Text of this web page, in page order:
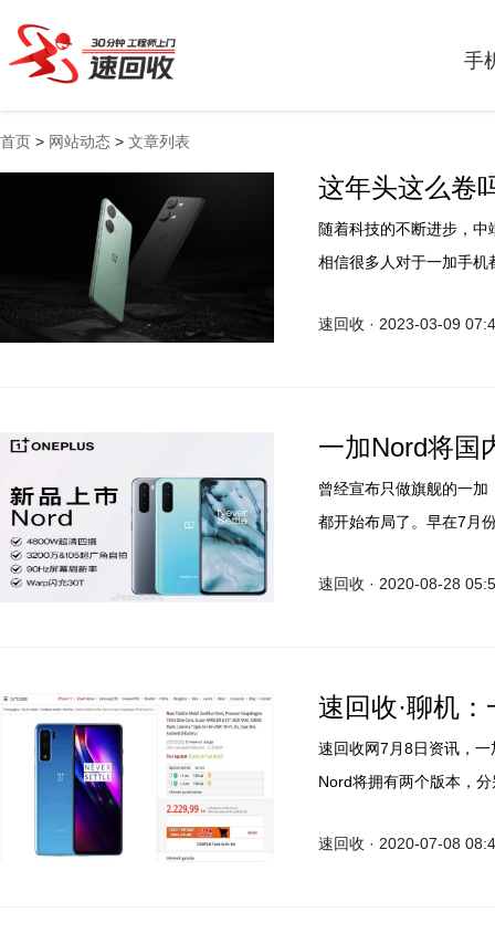
手
首页 > 网站动态 > 文章列表
这年头这么卷
随着科技的不断进步，
相信很多人对于一加手
期，成为了中端手机市场
速回收 · 2023-03-09
一加Nord将国
曾经宣布只做旗舰的一
都开始布局了。早在7月
足。放在国内上市也优势
速回收 · 2020-08-28
速回收·聊机
速回收网7月8日资讯，
Nord将拥有两个版本，
速回收 · 2020-07-08